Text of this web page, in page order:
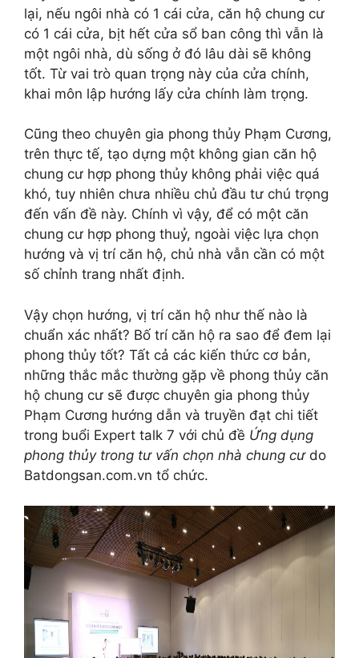
lại, nếu ngôi nhà có 1 cái cửa, căn hộ chung cư
có 1 cái cửa, bịt hết cửa sổ ban công thì vẫn là
một ngôi nhà, dù sống ở đó lâu dài sẽ không
tốt. Từ vai trò quan trọng này của cửa chính,
khai môn lập hướng lấy cửa chính làm trọng.
Cũng theo chuyên gia phong thủy Phạm Cương,
trên thực tế, tạo dựng một không gian căn hộ
chung cư hợp phong thủy không phải việc quá
khó, tuy nhiên chưa nhiều chủ đầu tư chú trọng
đến vấn đề này. Chính vì vậy, để có một căn
chung cư hợp phong thuỷ, ngoài việc lựa chọn
hướng và vị trí căn hộ, chủ nhà vẫn cần có một
số chỉnh trang nhất định.
Vậy chọn hướng, vị trí căn hộ như thế nào là
chuẩn xác nhất? Bố trí căn hộ ra sao để đem lại
phong thủy tốt? Tất cả các kiến thức cơ bản,
những thắc mắc thường gặp về phong thủy căn
hộ chung cư sẽ được chuyên gia phong thủy
Phạm Cương hướng dẫn và truyền đạt chi tiết
trong buổi Expert talk 7 với chủ đề Ứng dụng
phong thủy trong tư vấn chọn nhà chung cư do
Batdongsan.com.vn tổ chức.